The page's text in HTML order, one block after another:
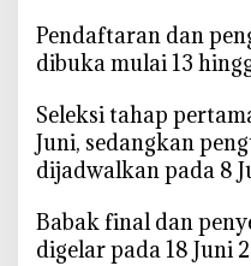
j
a
C
i
n
a
i
‎Pendaftaran dan
dibuka mulai 13
‎Seleksi tahap
Juni, sedangkan
dijadwalkan pada 8
‎Babak final dan
digelar pada 18 Juni